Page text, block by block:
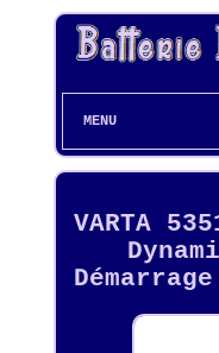
MENU
VARTA